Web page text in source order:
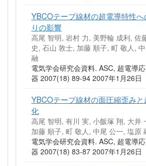
YBCOテープ線材の超電導特性
りの影響
高尾 智明, 岩村 力, 美野輪 成利, 佐
史, 石山 敦士, 加藤 順子, 町 敬人,
融
電気学会研究会資料. ASC, 超電導
器 2007(18) 89-94 2007年1月26日
YBCOテープ線材の面圧縮歪み
化
高尾 智明, 有川 実, 小飯塚 翔, 大井
加藤 順子, 町 敬人, 中尾 公一, 塩原
電気学会研究会資料. ASC, 超電導
器 2007(18) 83-87 2007年1月26日